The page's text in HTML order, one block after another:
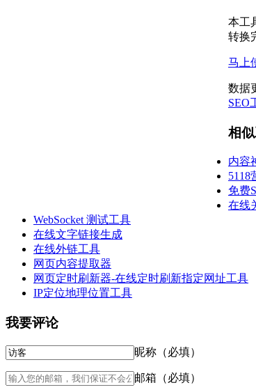
本工
转换
马上
数据
SEO
相
内容
5118
免费
在线
WebSocket 测试工具
在线文字链接生成
在线外链工具
网页内容提取器
网页定时刷新器-在线定时刷新指定网址工具
IP定位地理位置工具
我要评论
昵称（必填）
邮箱（必填）